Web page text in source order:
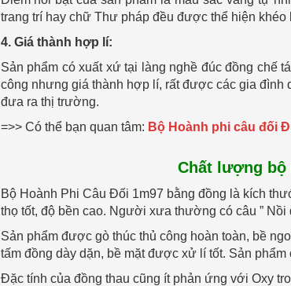
trang trí hay chữ Thư pháp đều được thể hiện
4. Giá thành hợp lí:
Sản phẩm có xuất xứ tại làng nghề đúc đồng chế
công nhưng giá thành hợp lí, rất được các gia đình
đưa ra thị trường.
=>> Có thể bạn quan tâm: Bộ Hoành phi câu đối
Chất lượng bộ
Bộ Hoành Phi Câu Đối 1m97 bằng đồng là kích
thọ tốt, độ bền cao. Người xưa thường có câu ”
Sản phẩm được gò thúc thủ công hoàn toàn, bề
tấm đồng dày dặn, bề mặt được xử lí tốt. Sản
Đặc tính của đồng thau cũng ít phản ứng với Oxy